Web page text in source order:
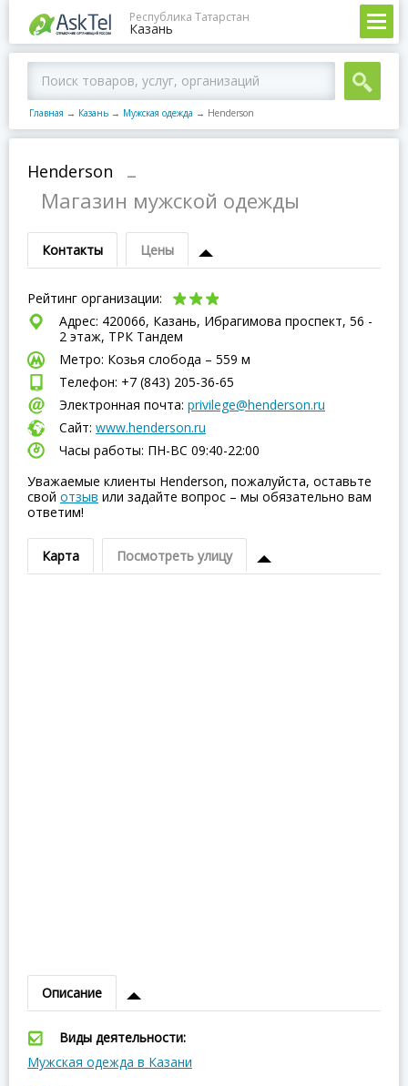
Республика Татарстан
Казань
Главная → Казань → Мужская одежда → Henderson
Henderson
–
Магазин мужской одежды
Контакты Цены
Рейтинг организации:
Адрес: 420066, Казань, Ибрагимова проспект, 56 -
2 этаж, ТРК Тандем
Метро: Козья слобода – 559 м
Телефон: +7 (843) 205-36-65
Электронная почта: privilege@henderson.ru
Сайт: www.henderson.ru
Часы работы: ПН-ВC 09:40-22:00
Уважаемые клиенты Henderson, пожалуйста, оставьте
свой отзыв или задайте вопрос – мы обязательно вам
ответим!
Карта Посмотреть улицу
Описание
Виды деятельности:
Мужская одежда в Казани